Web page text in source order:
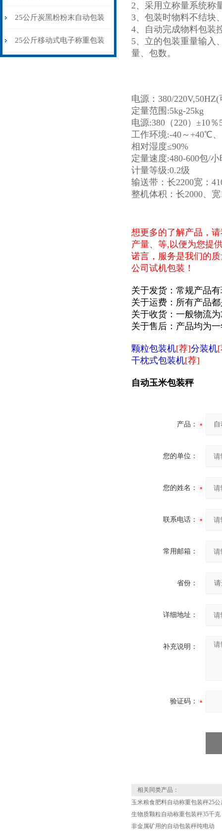
\自流式灌装秤品牌
25公斤炭黑粉粉末自动包装
秤升降除尘式
25公斤移动式电子称重包装
2、 采用立称量系统称
3、包装时物料不结块
4、自动完成物料包装
5、立的包装重量输入
量、包数。
电源：380/220V,50HZ(
定量范围:5kg-25kg
电源:380（220）±10％
工作环境:-40～+40℃、
相对湿度≤90%
定量速度:480-600包/小
计量等级:0.2级
输送带：长2200宽：
整机体积：长2000、
想更多的了解产品，
产量、等,以便为您提
诺言，服务是我们的
公司试机包装！
关于发货：常规产品
关于运费：所有产品
关于收货：一般物流
关于售后：产品均为
颗粒包装机[荐]分装机
干枕式包装机[荐]
自动玉米包装秤
产品：
您的单位：
您的姓名：
联系电话：
常用邮箱：
省份：
详细地址：
补充说明：
验证码：
相关同类产品：
玉米粮食肥料自动称重包装秤25公
生物质颗粒自动称重包装秤35千克
非金属矿用的自动包装秤纯电动